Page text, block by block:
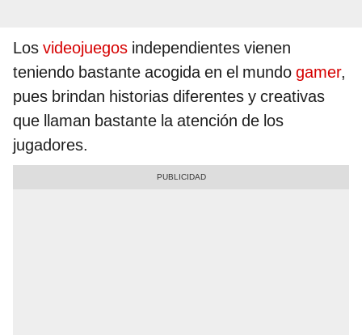
Los videojuegos independientes vienen
teniendo bastante acogida en el mundo gamer,
pues brindan historias diferentes y creativas
que llaman bastante la atención de los
jugadores.